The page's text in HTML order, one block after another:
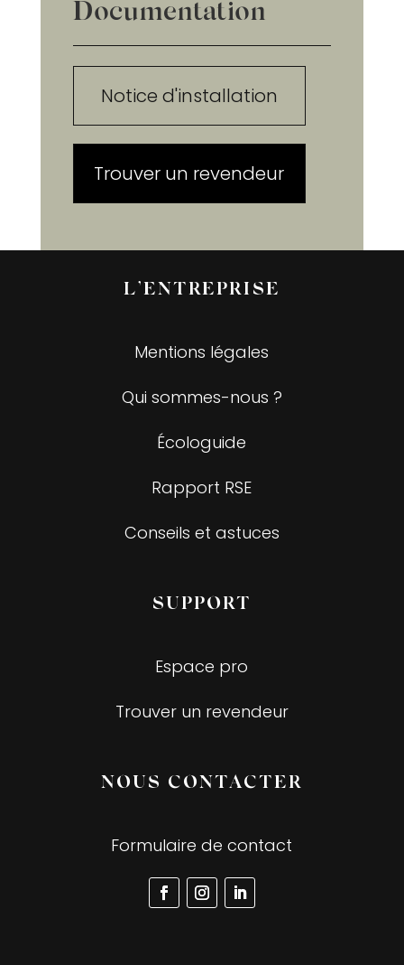
Documentation
Notice d'installation
Trouver un revendeur
L’ENTREPRISE
Mentions légales
Qui sommes-nous ?
Écologuide
Rapport RSE
Conseils et astuces
SUPPORT
Espace pro
Trouver un revendeur
NOUS CONTACTER
Formulaire de contact